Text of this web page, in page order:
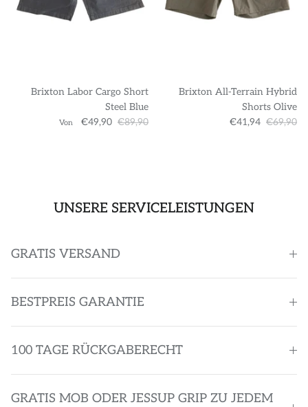
Brixton Labor Cargo Short
Steel Blue
Von €49,90 €89,90
Brixton All-Terrain Hybrid
Shorts Olive
€41,94 €69,90
UNSERE SERVICELEISTUNGEN
GRATIS VERSAND
BESTPREIS GARANTIE
100 TAGE RÜCKGABERECHT
GRATIS MOB ODER JESSUP GRIP ZU JEDEM